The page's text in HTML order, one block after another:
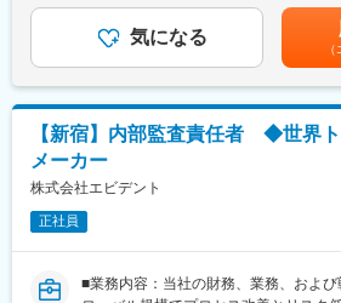
・患者への負担が少ないことから心筋
以上がカテーテル治療が選択されてい
るカテーテルおよびガイドワイヤ（カ
めのワイヤ）国内トップクラスシェア
た、世界110の国と地域でのグローバ
続けています。
変更の範囲：会社の定める業務
・人事戦略の立案および制度企画から
レーディング）
・人員計画や人件費の管理
・労務課題への対応
・各種データ分析
・アイケア、スマートインフラ以外の
■キャリアパス：
戦も可能です。
与：年2回（7月・12月※2025年度実績
スパート：700～900万賃金はあくまで
を通じて上下する可能性があります。
た表記です。
気になる
【新宿】内部監査責任者 ◆世界
メーカー
株式会社エビデント
正社員
■業務内容：当社の財務、業務、およ